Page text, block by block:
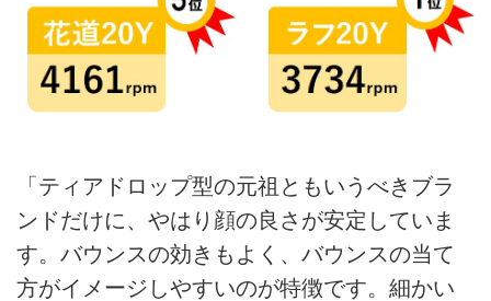
「ティアドロップ型の元祖ともいうべきブラ
ンドだけに、やはり顔の良さが安定していま
す。バウンスの効きもよく、バウンスの当て
方がイメージしやすいのが特徴です。細かい